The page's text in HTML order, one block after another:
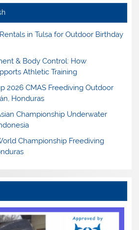
in Tulsa for Outdoor Birthday
& Body Control: How
Athletic Training
2026 CMAS Freediving Outdoor
Honduras
Championship Underwater
Championship Freediving